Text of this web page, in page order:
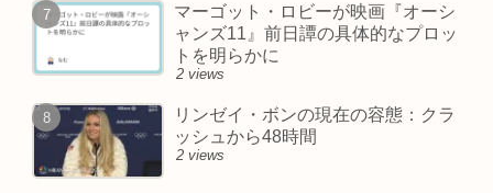
マーゴット・ロビーが映画『オーシ
ャンズ11』前日譚の具体的なプロッ
トを明らかに
2 views
リンゼイ・ボンの現在の容態：クラ
ッシュから48時間
2 views